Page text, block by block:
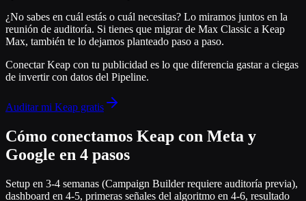
¿No sabes en cuál estás o cuál necesitas? Lo miramos juntos en la
reunión de auditoría. Si tienes que migrar de Max Classic a Keap
Max, también te lo dejamos planteado paso a paso.
Conectar Keap con tu publicidad es lo que diferencia gastar a ciegas
de invertir con datos del Pipeline.
Auditar mi Keap gratis
Cómo conectamos Keap con Meta y
Google en 4 pasos
Setup en 3-4 semanas (Campaign Builder requiere auditoría previa),
dashboard en 4-5, primeras señales del algoritmo en 4-6, resultado